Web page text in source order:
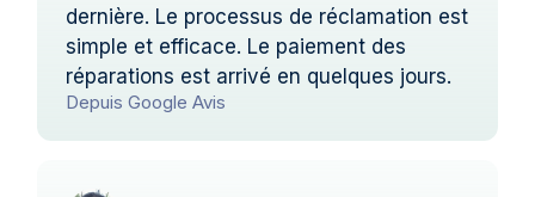
dernière. Le processus de réclamation est
simple et efficace. Le paiement des
réparations est arrivé en quelques jours.
Depuis Google Avis